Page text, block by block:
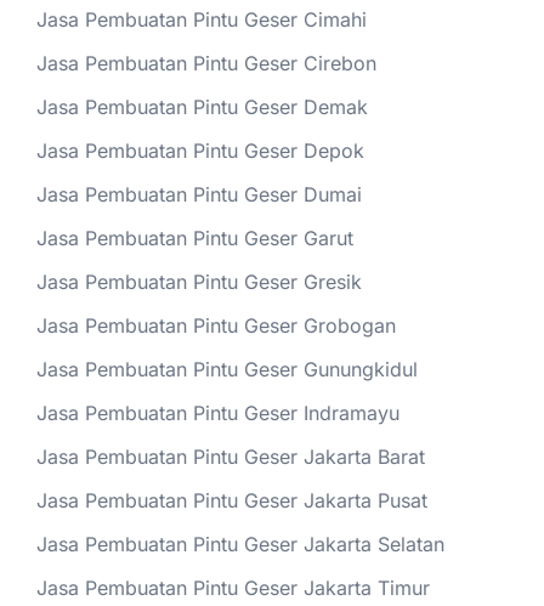
Jasa Pembuatan Pintu Geser Cimahi
Jasa Pembuatan Pintu Geser Cirebon
Jasa Pembuatan Pintu Geser Demak
Jasa Pembuatan Pintu Geser Depok
Jasa Pembuatan Pintu Geser Dumai
Jasa Pembuatan Pintu Geser Garut
Jasa Pembuatan Pintu Geser Gresik
Jasa Pembuatan Pintu Geser Grobogan
Jasa Pembuatan Pintu Geser Gunungkidul
Jasa Pembuatan Pintu Geser Indramayu
Jasa Pembuatan Pintu Geser Jakarta Barat
Jasa Pembuatan Pintu Geser Jakarta Pusat
Jasa Pembuatan Pintu Geser Jakarta Selatan
Jasa Pembuatan Pintu Geser Jakarta Timur